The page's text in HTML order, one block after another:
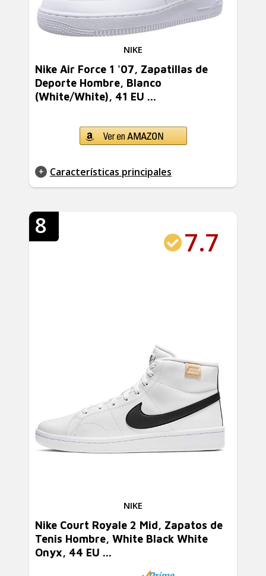
NIKE
Nike Air Force 1 '07, Zapatillas de
Deporte Hombre, Blanco
(White/White), 41 EU ...
Características principales
8
7.7
NIKE
Nike Court Royale 2 Mid, Zapatos de
Tenis Hombre, White Black White
Onyx, 44 EU ...